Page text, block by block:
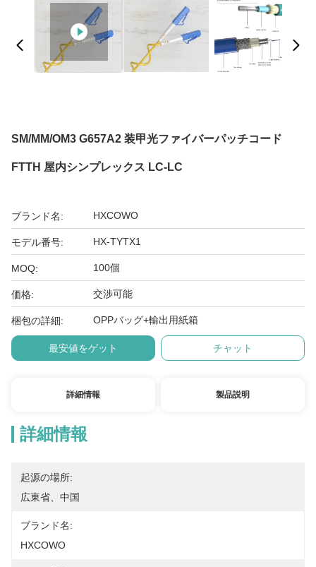
SM/MM/OM3 G657A2 装甲光ファイバーパッチコード
FTTH 屋内シンプレックス LC-LC
ブランド名: HXCOWO
モデル番号: HX-TYTX1
MOQ: 100個
価格: 交渉可能
梱包の詳細: OPPバッグ+輸出用紙箱
最安値をゲット チャット
詳細情報 製品説明
詳細情報
起源の場所:
広東省、中国
ブランド名:
HXCOWO